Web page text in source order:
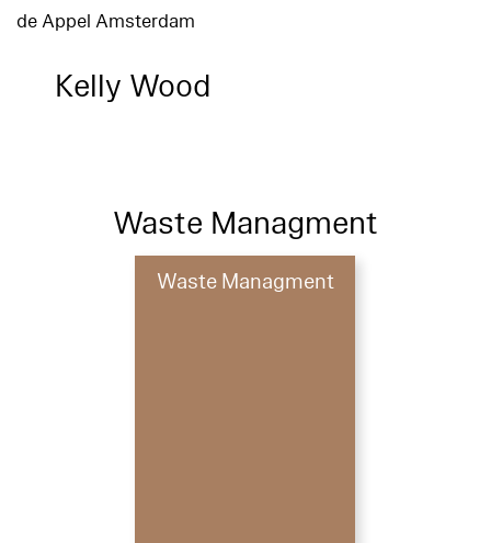
de Appel Amsterdam
Kelly Wood
Waste Managment
Waste Managment